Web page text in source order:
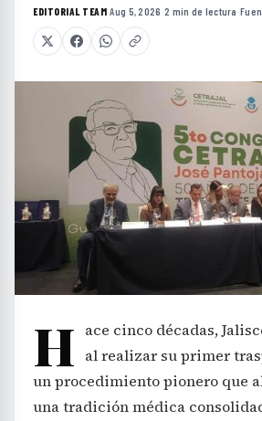
EDITORIAL TEAM·Aug 5, 2026 ·2 min de lectura ·
H ace cinco décadas,
al realizar su primer
un procedimiento pionero que
una tradición médica